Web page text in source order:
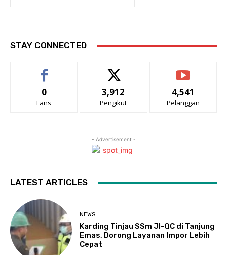
STAY CONNECTED
0
Fans
3,912
Pengikut
4,541
Pelanggan
- Advertisement -
LATEST ARTICLES
NEWS
Karding Tinjau SSm JI-QC di Tanjung
Emas, Dorong Layanan Impor Lebih
Cepat